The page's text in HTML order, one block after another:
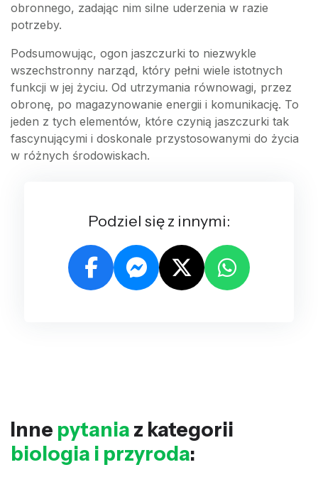
obronnego, zadając nim silne uderzenia w razie
potrzeby.
Podsumowując, ogon jaszczurki to niezwykle
wszechstronny narząd, który pełni wiele istotnych
funkcji w jej życiu. Od utrzymania równowagi, przez
obronę, po magazynowanie energii i komunikację. To
jeden z tych elementów, które czynią jaszczurki tak
fascynującymi i doskonale przystosowanymi do życia
w różnych środowiskach.
Podziel się z innymi:
Inne pytania z kategorii
biologia i przyroda: